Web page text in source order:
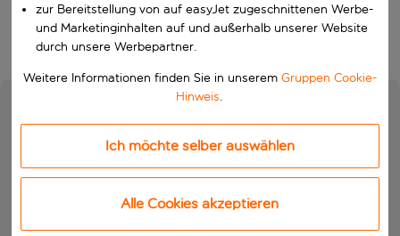
Suchen
zur Bereitstellung von auf easyJet zugeschnittenen Werbe-
und Marketinginhalten auf und außerhalb unserer Website
durch unsere Werbepartner.
Weitere Informationen finden Sie in unserem Gruppen Cookie-
Hinweis.
Ich möchte selber auswählen
Alle Cookies akzeptieren